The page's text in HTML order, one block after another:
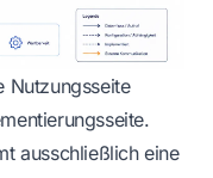
Nutzungsseite
ausschließlich eine